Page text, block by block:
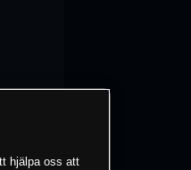
hjälpa oss att